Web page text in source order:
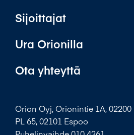
Sijoittajat
Ura Orionilla
Ota yhteyttä
Orion Oyj, Orionintie 1A, 02200
PL 65, 02101 Espoo